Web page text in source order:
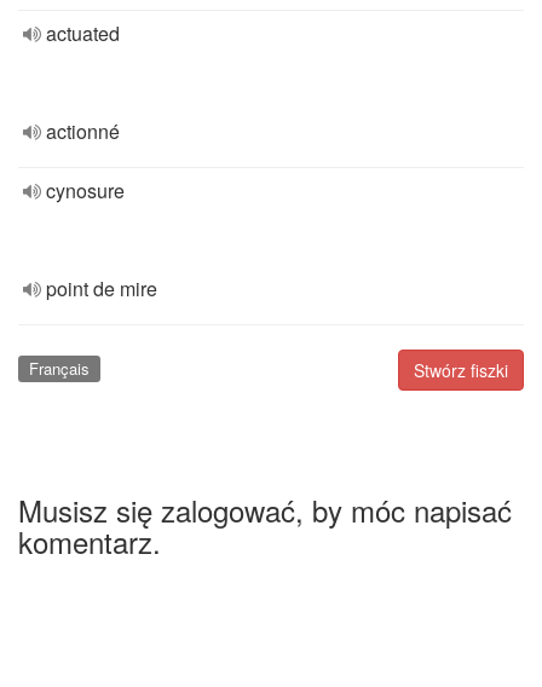
actuated
actionné
cynosure
point de mire
Stwórz fiszki
Français
Musisz się zalogować, by móc napisać
komentarz.